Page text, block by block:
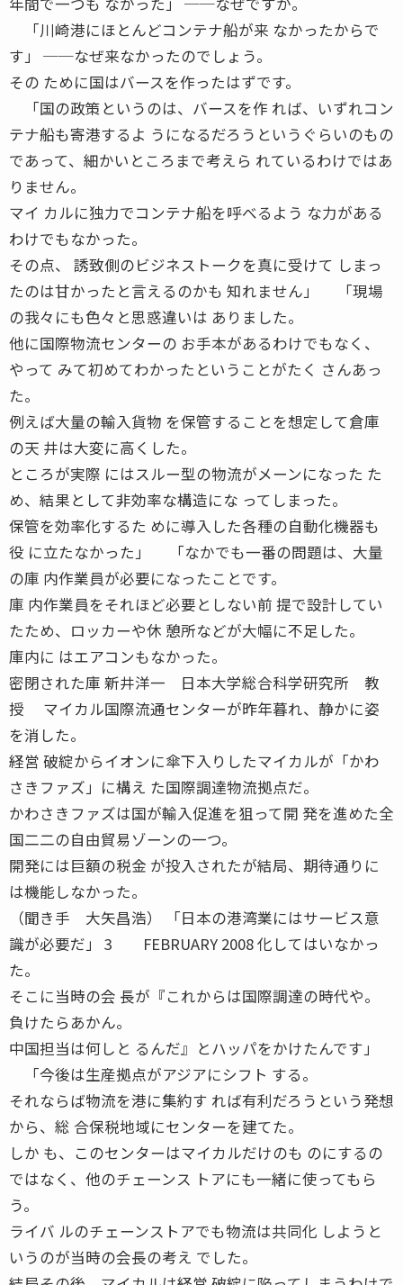
「川崎港にほとんどコンテナ船が来 なかったからで
す」 ──なぜ来なかったのでしょう。
その ために国はバースを作ったはずです。
「国の政策というのは、バースを作 れば、いずれコン
テナ船も寄港するよ うになるだろうというぐらいのもの
であって、細かいところまで考えら れているわけではあ
りません。
マイ カルに独力でコンテナ船を呼べるよう な力がある
わけでもなかった。
その点、 誘致側のビジネストークを真に受けて しまっ
たのは甘かったと言えるのかも 知れません」 「現場
の我々にも色々と思惑違いは ありました。
他に国際物流センターの お手本があるわけでもなく、
やって みて初めてわかったということがたく さんあっ
た。
例えば大量の輸入貨物 を保管することを想定して倉庫
の天 井は大変に高くした。
ところが実際 にはスルー型の物流がメーンになった た
め、結果として非効率な構造にな ってしまった。
保管を効率化するた めに導入した各種の自動化機器も
役 に立たなかった」 「なかでも一番の問題は、大量
の庫 内作業員が必要になったことです。
庫 内作業員をそれほど必要としない前 提で設計してい
たため、ロッカーや休 憩所などが大幅に不足した。
庫内に はエアコンもなかった。
密閉された庫 新井洋一 日本大学総合科学研究所 教
授 マイカル国際流通センターが昨年暮れ、静かに姿
を消した。
経営 破綻からイオンに傘下入りしたマイカルが「かわ
さきファズ」に構え た国際調達物流拠点だ。
かわさきファズは国が輸入促進を狙って開 発を進めた全
国二二の自由貿易ゾーンの一つ。
開発には巨額の税金 が投入されたが結局、期待通りに
は機能しなかった。
（聞き手 大矢昌浩） 「日本の港湾業にはサービス意
識が必要だ」 3 FEBRUARY 2008 化してはいなかっ
た。
そこに当時の会 長が『これからは国際調達の時代や。
負けたらあかん。
中国担当は何しと るんだ』とハッパをかけたんです」
「今後は生産拠点がアジアにシフト する。
それならば物流を港に集約す れば有利だろうという発想
から、総 合保税地域にセンターを建てた。
しか も、このセンターはマイカルだけのも のにするの
ではなく、他のチェーンス トアにも一緒に使ってもら
う。
ライバ ルのチェーンストアでも物流は共同化 しようと
いうのが当時の会長の考え でした。